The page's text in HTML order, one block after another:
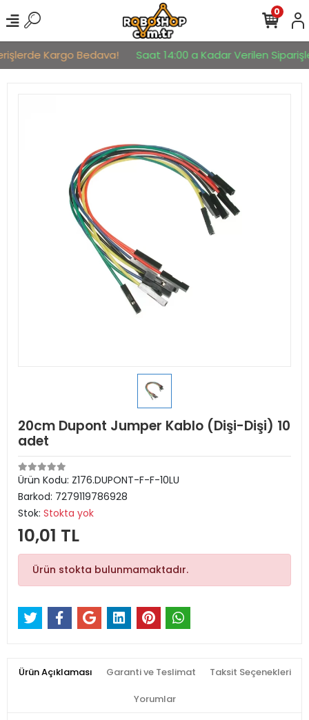
Kargo Bedava! Saat 14:00 a Kadar Verilen
0
20cm Dupont Jumper Kablo (Dişi-Dişi) 10
adet
Ürün Kodu: Z176.DUPONT-F-F-10LU
Barkod: 7279119786928
Stok: Stokta yok
10,01 TL
Ürün stokta bulunmamaktadır.
Ürün Açıklaması Garanti ve Teslimat Taksit Seçenekleri
Yorumlar